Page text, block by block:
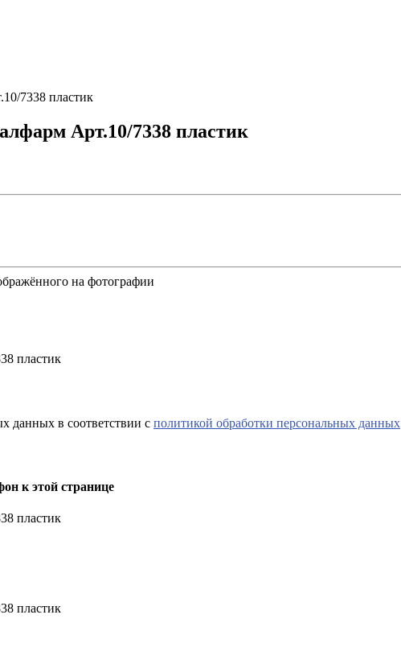
7338 пластик
Арт.10/7338 пластик
на фотографии
пластик
данных в соответствии с политикой обработки персональных данных
к этой странице
пластик
пластик